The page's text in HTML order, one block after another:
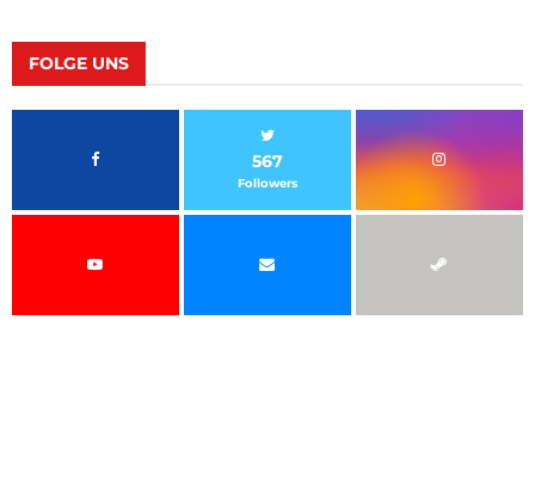
FOLGE UNS
567
Followers